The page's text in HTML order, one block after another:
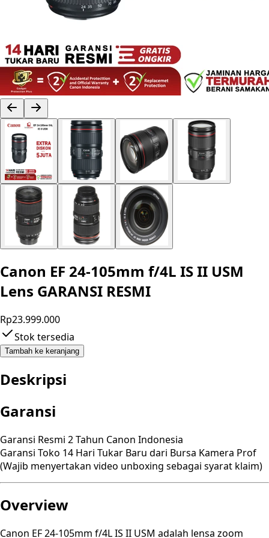
Canon EF 24-105mm f/4L IS II USM
Lens GARANSI RESMI
Rp23.999.000
Stok tersedia
Tambah ke keranjang
Deskripsi
Garansi
Garansi Resmi 2 Tahun Canon Indonesia
Garansi Toko 14 Hari Tukar Baru dari Bursa Kamera Prof
(Wajib menyertakan video unboxing sebagai syarat klaim)
Overview
Canon EF 24-105mm f/4L IS II USM adalah lensa zoom